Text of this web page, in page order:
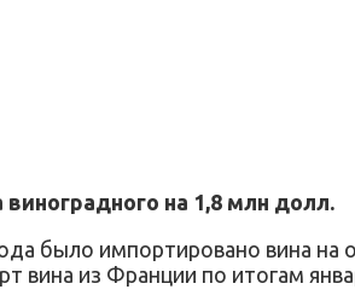
на 1,8 млн долл.
было импортировано вина
вина из Франции по итогам